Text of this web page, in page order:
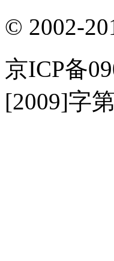
© 2002-
京ICP备
[2009]字